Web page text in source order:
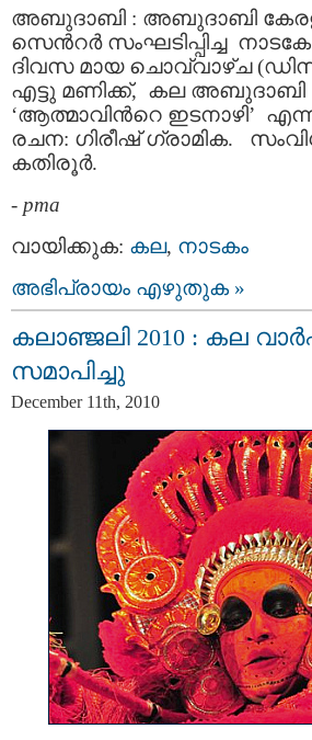
അബുദാബി : അബുദാബി
സെന്‍റര്‍ സംഘടിപ്പിച്ച
ദിവസ മായ ചൊവ്വാഴ്ച
എട്ടു മണിക്ക്, കല അബുദാബി
‘ആത്മാവിന്‍റെ ഇടനാഴി’
രചന: ഗിരീഷ് ഗ്രാമിക.
കതിരൂര്‍.
- pma
വായിക്കുക: കല, നാടകം
അഭിപ്രായം എഴുതുക »
കലാഞ്ജലി 2010 : കല
സമാപിച്ചു
December 11th, 2010